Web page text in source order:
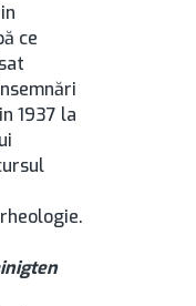
ce
1937 la